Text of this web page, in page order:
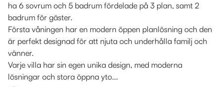
ha 6 sovrum och 5 badrum fördelade på 3 plan, samt 2
badrum för gäster.
Första våningen har en modern öppen planlösning och den
är perfekt designad för att njuta och underhålla familj och
vänner.
Varje villa har sin egen unika design, med moderna
lösningar och stora öppna yto...